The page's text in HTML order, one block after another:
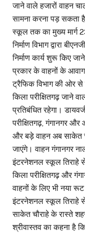
जाने वाले हजारों वाहन
सामना करना पड़ सकता
स्कूल तक का मुख्य मार्ग
निर्माण विभाग द्वारा
निर्माण कार्य शुरू किए
प्रकार के वाहनों के
ट्रैफिक विभाग की ओर से
किला परीक्षितगढ़ जाने
प्रतिबंधित रहेगा।
परीक्षितगढ़, गंगानगर
और बड़े वाहन अब साकेत
जाएंगे। वाहन गंगानगर
इंटरनेशनल स्कूल
किला परीक्षितगढ़ और
वाहनों के लिए भी नया रूट
इंटरनेशनल स्कूल तिराहे
साकेत चौराहे के रास्ते
श्रीवास्तव का कहना है